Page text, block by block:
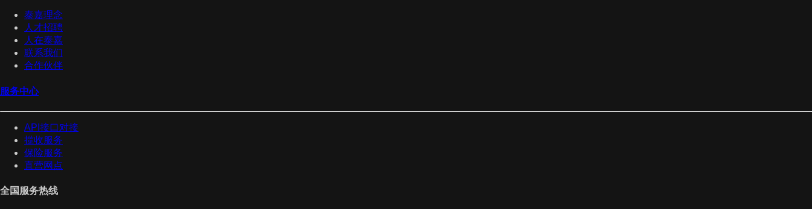
泰嘉理念
人才招聘
人在泰嘉
联系我们
合作伙伴
服务中心
API接口对接
揽收服务
保险服务
直营网点
全国服务热线